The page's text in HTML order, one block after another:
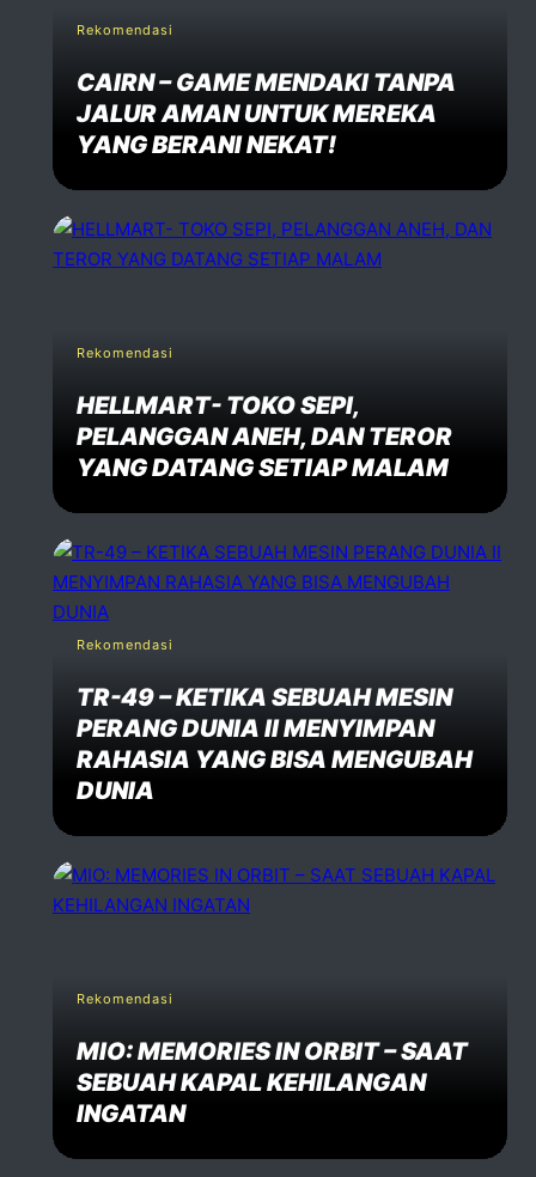
Rekomendasi
CAIRN – GAME MENDAKI TANPA
JALUR AMAN UNTUK MEREKA
YANG BERANI NEKAT!
Rekomendasi
HELLMART- TOKO SEPI,
PELANGGAN ANEH, DAN TEROR
YANG DATANG SETIAP MALAM
Rekomendasi
TR-49 – KETIKA SEBUAH MESIN
PERANG DUNIA II MENYIMPAN
RAHASIA YANG BISA MENGUBAH
DUNIA
Rekomendasi
MIO: MEMORIES IN ORBIT – SAAT
SEBUAH KAPAL KEHILANGAN
INGATAN